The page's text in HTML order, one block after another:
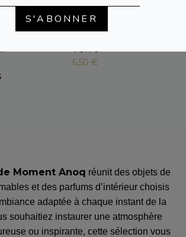
S'ABONNER
Galet
Boule de verre
SOLIFLORE |
et bougeoir en
verre
6,50 €
Moment Anoq réunit des objets de
et des parfums d’intérieur choisis
adaptée à chaque instant de la
souhaitiez instaurer une atmosphère
ou inspirante, cette sélection vous